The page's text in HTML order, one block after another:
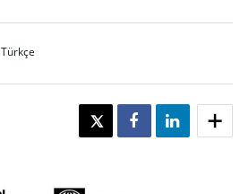
Türkçe
TWEET SHARE SHARE